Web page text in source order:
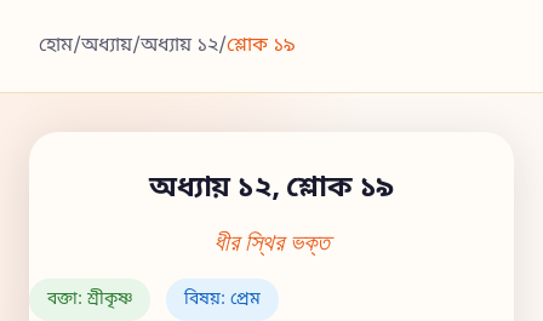
হোম/অধ্যায়/অধ্যায় ১২/শ্লোক ১৯
অধ্যায় ১২, শ্লোক ১৯
ধীর স্থির ভক্ত
বক্তা: শ্রীকৃষ্ণ বিষয়: প্রেম